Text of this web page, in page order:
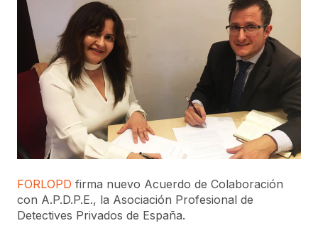
FORLOPD firma nuevo Acuerdo de Colaboración
con A.P.D.P.E., la Asociación Profesional de
Detectives Privados de España.